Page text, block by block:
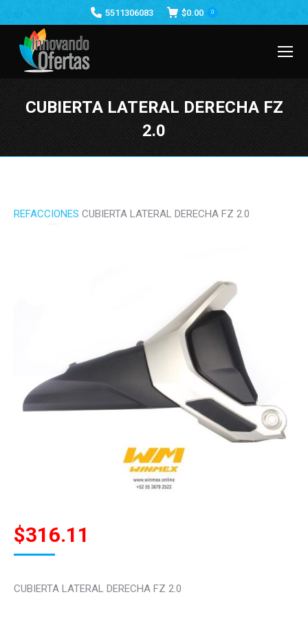
5511306083 $0.00 0
CUBIERTA LATERAL DERECHA FZ
2.0
REFACCIONES CUBIERTA LATERAL DERECHA FZ 2.0
$316.11
CUBIERTA LATERAL DERECHA FZ 2.0